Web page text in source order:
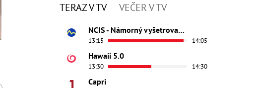
TERAZ V TV VEČER V TV
NCIS - Námorný vyšetrovací úrad
13:15 14:05
Hawaii 5.0
13:30 14:30
Capri